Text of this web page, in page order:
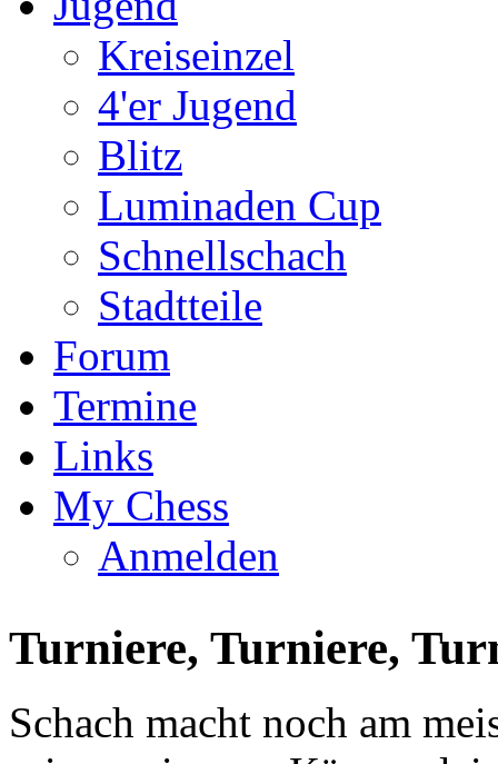
Kreiseinzel
4'er Jugend
Blitz
Luminaden Cup
Schnellschach
Stadtteile
Forum
Termine
Links
My Chess
Anmelden
Turniere, Turniere,
Schach macht noch am